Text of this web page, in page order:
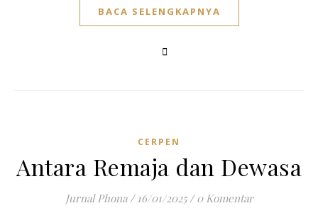
BACA SELENGKAPNYA
CERPEN
Antara Remaja dan Dewasa
Jurnal Phona / 16/01/2025 / 0 Komentar